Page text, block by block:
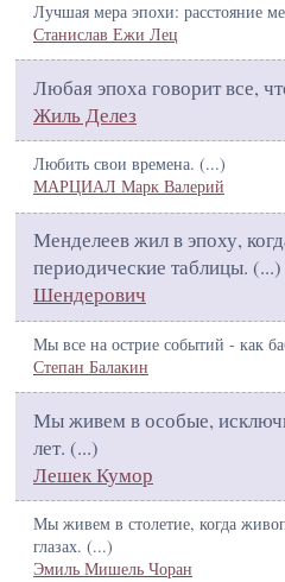
Лучшая мера эпохи: расстояние
Станислав Ежи Лец
Любая эпоха говорит все,
Жиль Делез
Любить свои времена. (...)
МАРЦИАЛ Марк Валерий
Менделеев жил в эпоху,
периодические таблицы. (...)
Шендерович
Мы все на острие событий - как
Степан Балакин
Мы живем в особые,
лет. (...)
Лешек Кумор
Мы живем в столетие, когда
глазах. (...)
Эмиль Мишель Чоран